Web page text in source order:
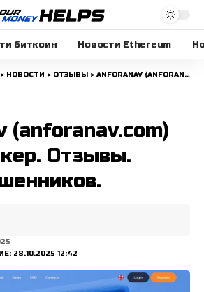
биткоин Новости Ethereum
> НОВОСТИ > ОТЗЫВЫ > ANFORANAV (ANFORANAV.COM) СКАМБРОКЕР. ОТЗЫВЫ. ОБЗОР МОШЕННИКОВ.
(anforanav.com)
Отзывы.
28.10.2025 12:42